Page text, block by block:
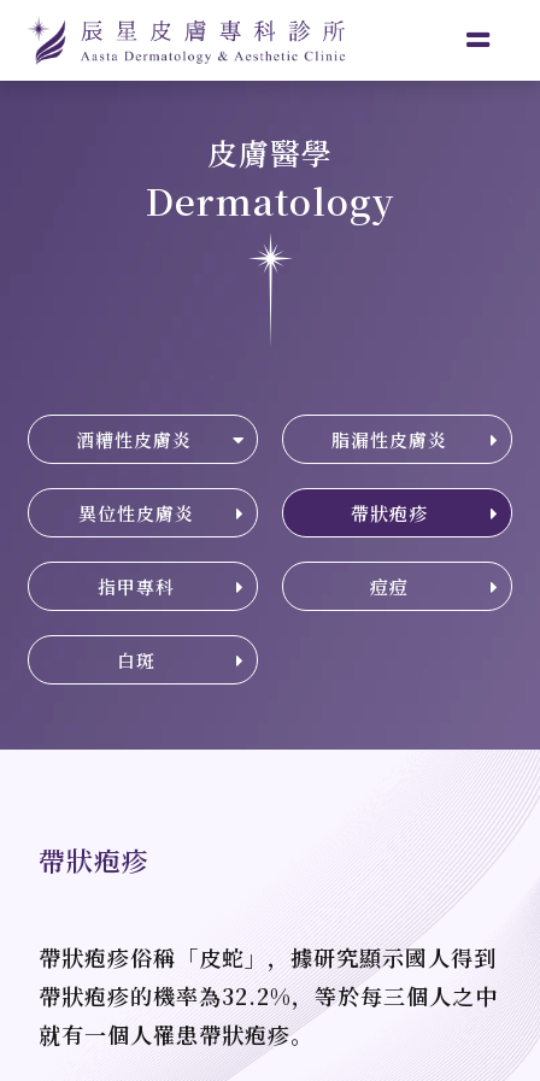
皮膚醫學
Dermatology
酒糟性皮膚炎 脂漏性皮膚炎
異位性皮膚炎 帶狀疱疹
指甲專科 痘痘
白斑
帶狀疱疹
帶狀疱疹俗稱「皮蛇」，據研究顯示國人得到
帶狀疱疹的機率為32.2%，等於每三個人之中
就有一個人罹患帶狀疱疹。